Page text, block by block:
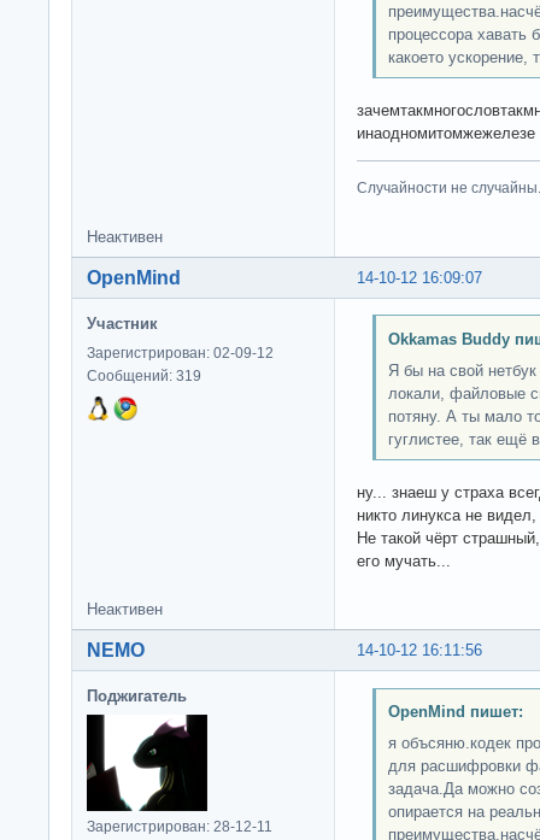
процессора хавать
какоето ускорение,
инаодномитомжежелезе
Случайности не случайны.
Неактивен
14-10-12 16:09:07
OpenMind
Участник
Зарегистрирован: 02-09-12
Сообщений: 319
Okkamas Buddy
Я бы на свой
локали, файловые
потяну. А ты мало
гуглистее, так ещё
ну... знаеш у страха
никто линукса не
Не такой чёрт
его мучать...
Неактивен
14-10-12 16:11:56
NEMO
Поджигатель
Зарегистрирован: 28-12-11
OpenMind пишет:
я объсяню.кодек
для расшифровки
задача.Да можно
опирается на